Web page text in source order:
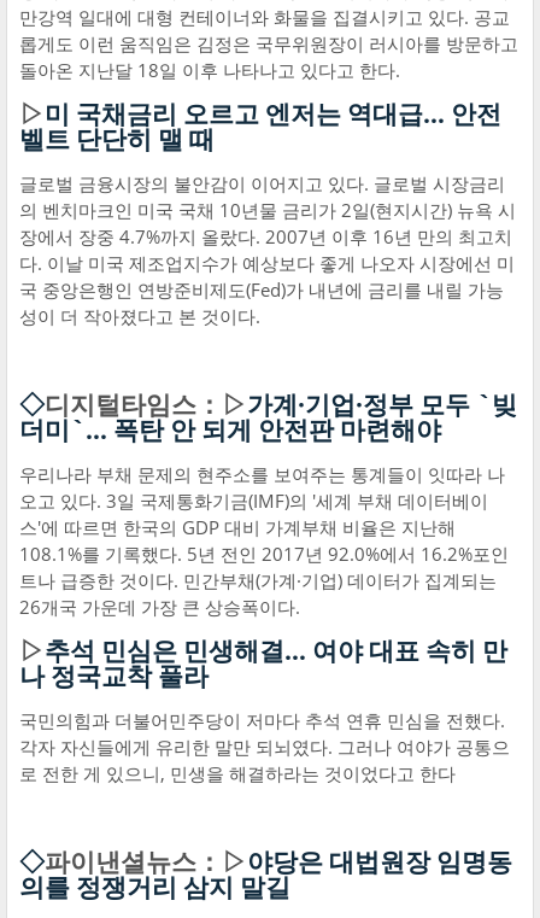
만강역 일대에 대형 컨테이너와 화물을 집결시키고 있다. 공교
롭게도 이런 움직임은 김정은 국무위원장이 러시아를 방문하고
돌아온 지난달 18일 이후 나타나고 있다고 한다.
▷미 국채금리 오르고 엔저는 역대급… 안전
벨트 단단히 맬 때
글로벌 금융시장의 불안감이 이어지고 있다. 글로벌 시장금리
의 벤치마크인 미국 국채 10년물 금리가 2일(현지시간) 뉴욕 시
장에서 장중 4.7%까지 올랐다. 2007년 이후 16년 만의 최고치
다. 이날 미국 제조업지수가 예상보다 좋게 나오자 시장에선 미
국 중앙은행인 연방준비제도(Fed)가 내년에 금리를 내릴 가능
성이 더 작아졌다고 본 것이다.
◇디지털타임스：▷가계·기업·정부 모두 `빚
더미`… 폭탄 안 되게 안전판 마련해야
우리나라 부채 문제의 현주소를 보여주는 통계들이 잇따라 나
오고 있다. 3일 국제통화기금(IMF)의 '세계 부채 데이터베이
스'에 따르면 한국의 GDP 대비 가계부채 비율은 지난해
108.1%를 기록했다. 5년 전인 2017년 92.0%에서 16.2%포인
트나 급증한 것이다. 민간부채(가계·기업) 데이터가 집계되는
26개국 가운데 가장 큰 상승폭이다.
▷추석 민심은 민생해결… 여야 대표 속히 만
나 정국교착 풀라
국민의힘과 더불어민주당이 저마다 추석 연휴 민심을 전했다.
각자 자신들에게 유리한 말만 되뇌였다. 그러나 여야가 공통으
로 전한 게 있으니, 민생을 해결하라는 것이었다고 한다
◇파이낸셜뉴스：▷야당은 대법원장 임명동
의를 정쟁거리 삼지 말길